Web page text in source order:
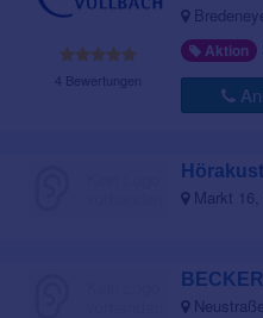
4 Bewertungen
Aktion
Markt 16,